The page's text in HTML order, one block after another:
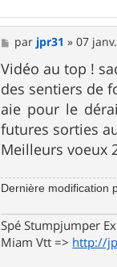
M
e
s
s
a
g
e
par jpr31 »07
Vidéo au top !
des sentiers de
aie pour le
futures sorties
Meilleurs voeux
Dernière modification
Spé Stumpjumper
Miam Vtt => http://